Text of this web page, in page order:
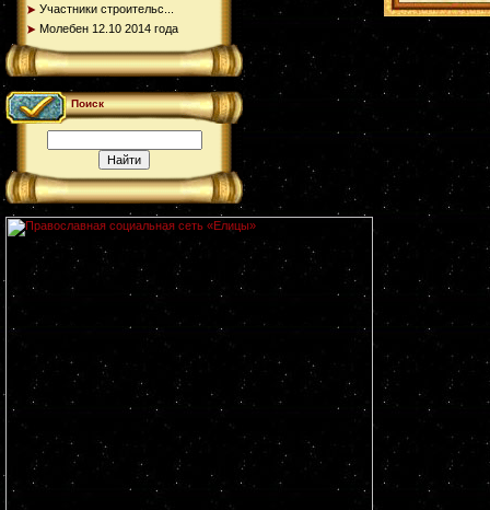
Участники строительс...
Молебен 12.10 2014 года
Поиск